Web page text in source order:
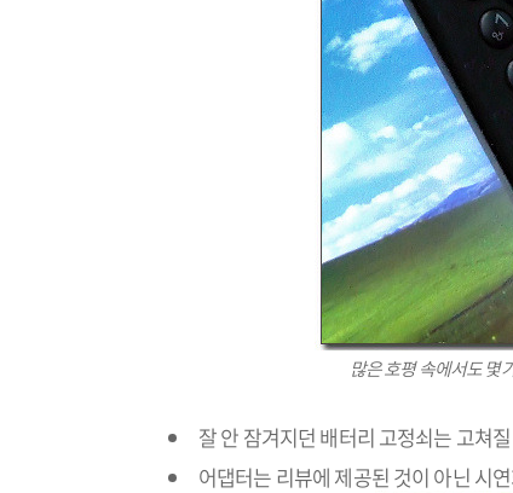
많은 호평 속에서도 몇
잘 안 잠겨지던 배터리 고정쇠는 고쳐
어댑터는 리뷰에 제공된 것이 아닌 시